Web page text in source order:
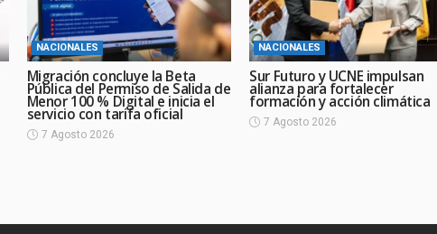
NACIONALES
Migración concluye la Beta
Pública del Permiso de Salida de
Menor 100 % Digital e inicia el
servicio con tarifa oficial
7 Agosto 2026
NACIONALES
Sur Futuro y UCNE impulsan
alianza para fortalecer
formación y acción climática
7 Agosto 2026